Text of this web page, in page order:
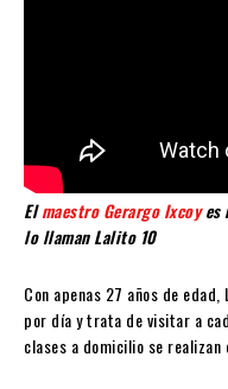
Elmaestro Gerargo Ixcoyes
lo llaman Lalito 10
Con apenas 27 años de
por día y trata de visitar a
clases a domicilio se realizan